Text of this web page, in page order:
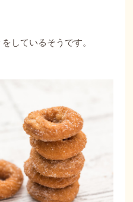
しているそうです。